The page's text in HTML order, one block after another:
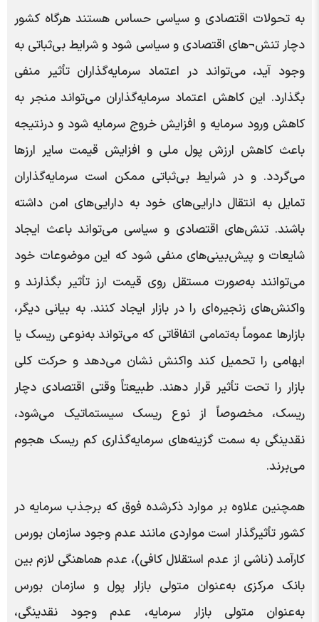
به تحولات اقتصادی و سیاسی حساس هستند هرگاه کشور
دچار تنش¬های اقتصادی و سیاسی ‌شود و شرایط بی‌ثباتی به
وجود ‌آید، می‌تواند در اعتماد سرمایه‌گذاران تأثیر منفی
بگذارد. این کاهش اعتماد سرمایه‌گذاران می‌تواند منجر به
کاهش ورود سرمایه و افزایش خروج سرمایه شود و درنتیجه
باعث کاهش ارزش پول ملی و افزایش قیمت سایر ارزها
می‌گردد. و در شرایط بی‌ثباتی ممکن است سرمایه‌گذاران
تمایل به انتقال دارایی‌های خود به دارایی‌های امن داشته
باشند. تنش‌های اقتصادی و سیاسی می‌تواند باعث ایجاد
شایعات و پیش‌بینی‌های منفی شود که این موضوعات خود
می‌توانند به‌صورت مستقل روی قیمت ارز تأثیر بگذارند و
واکنش‌های زنجیره‌ای را در بازار ایجاد کنند. به بیانی دیگر،
بازارها عموماً به‌تمامی اتفاقاتی که می‌تواند به‌نوعی ریسک یا
ابهامی را تحمیل کند واکنش نشان می‌دهد و حرکت کلی
بازار را تحت تأثیر قرار دهند. طبیعتاً وقتی اقتصادی دچار
ریسک، مخصوصاً از نوع ریسک سیستماتیک می‌شود،
نقدینگی به سمت گزینه‌های سرمایه‌گذاری کم ریسک هجوم
می‌برند.
همچنین علاوه بر موارد ذکرشده فوق که برجذب سرمایه در
کشور تأثیرگذار است مواردی مانند عدم وجود سازمان بورس
کارآمد (ناشی از عدم استقلال کافی)، عدم هماهنگی لازم بین
بانک مرکزی به‌عنوان متولی بازار پول و سازمان بورس
به‌عنوان متولی بازار سرمایه، عدم وجود نقدینگی،